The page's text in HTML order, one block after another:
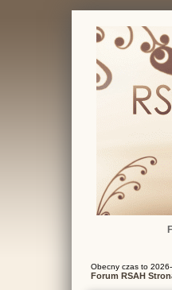
Obecny czas to
Forum RSAH